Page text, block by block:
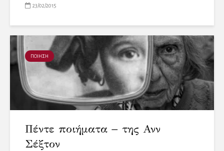
23/02/2015
ΠΟΙΗΣΗ
Πέντε ποιήματα − της Ανν
Σέξτον